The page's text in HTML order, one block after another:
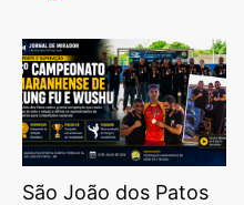
São João dos Patos